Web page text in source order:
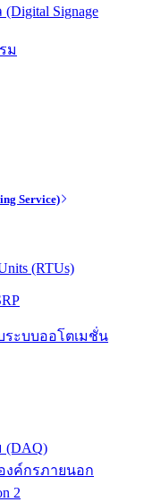
Signage
ม
Service)
(RTUs)
ระบบออโตเมชั่น
งค์กรภายนอก
2